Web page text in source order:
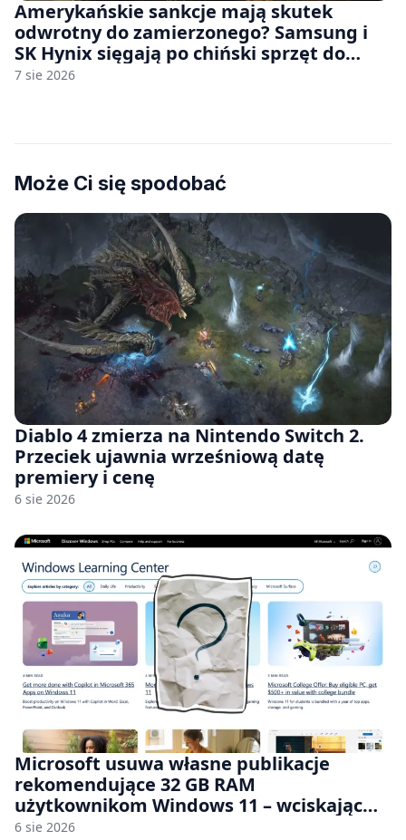
Amerykańskie sankcje mają skutek
odwrotny do zamierzonego? Samsung i
SK Hynix sięgają po chiński sprzęt do
fabryk chipów
7 sie 2026
Może Ci się spodobać
Diablo 4 zmierza na Nintendo Switch 2.
Przeciek ujawnia wrześniową datę
premiery i cenę
6 sie 2026
Microsoft usuwa własne publikacje
rekomendujące 32 GB RAM
użytkownikom Windows 11 – wciskając
nam przy tym komputery z 8 GB RAM po
6 sie 2026